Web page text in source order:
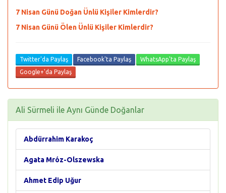
7 Nisan Günü Doğan Ünlü Kişiler Kimlerdir?
7 Nisan Günü Ölen Ünlü Kişiler Kimlerdir?
Twitter'da Paylaş Facebook'ta Paylaş
WhatsApp'ta Paylaş
Google+'da Paylaş
Ali Sürmeli ile Aynı Günde Doğanlar
Abdürrahim Karakoç
Agata Mróz-Olszewska
Ahmet Edip Uğur